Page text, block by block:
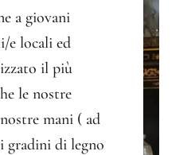
a giovani
e locali ed
il più
le nostre
mani ( ad
gradini di legno